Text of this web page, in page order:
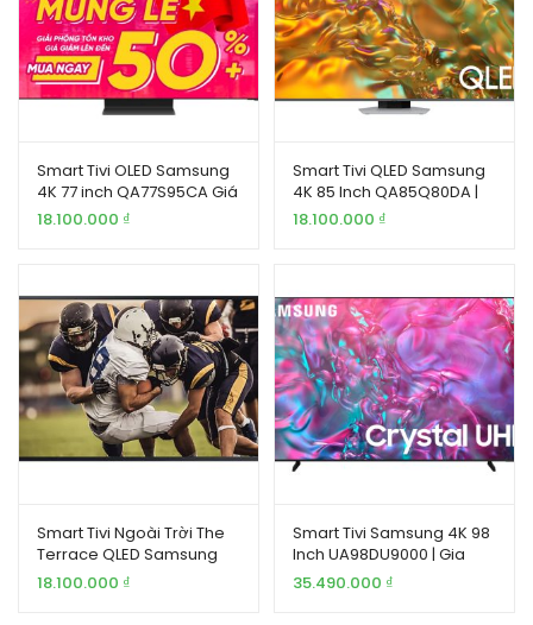
Smart Tivi OLED Samsung
4K 77 inch QA77S95CA Giá
Tốt
18.100.000 ₫
Smart Tivi QLED Samsung
4K 85 Inch QA85Q80DA |
Gia Khang
18.100.000 ₫
Smart Tivi Ngoài Trời The
Terrace QLED Samsung
4K 65 inch QA65LST7T | Gia
18.100.000 ₫
Smart Tivi Samsung 4K 98
Inch UA98DU9000 | Gia
Khang
35.490.000 ₫